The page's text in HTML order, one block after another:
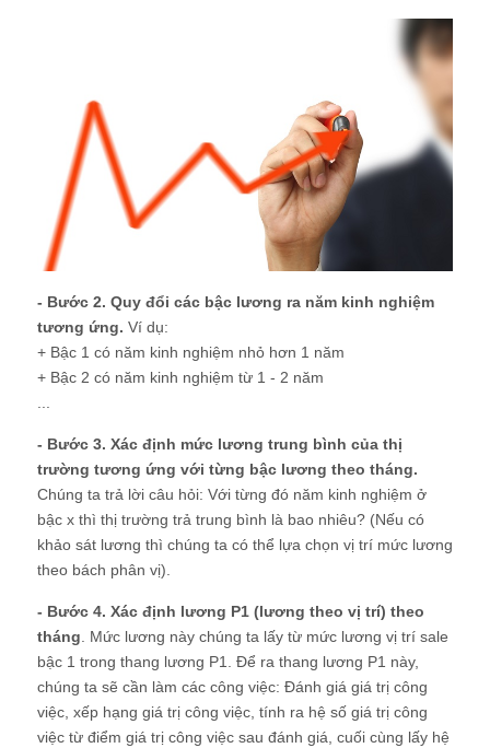
- Bước 2. Quy đổi các bậc lương ra năm kinh nghiệm
tương ứng. Ví dụ:
+ Bậc 1 có năm kinh nghiệm nhỏ hơn 1 năm
+ Bậc 2 có năm kinh nghiệm từ 1 - 2 năm
...
- Bước 3. Xác định mức lương trung bình của thị
trường tương ứng với từng bậc lương theo tháng.
Chúng ta trả lời câu hỏi: Với từng đó năm kinh nghiệm ở
bậc x thì thị trường trả trung bình là bao nhiêu? (Nếu có
khảo sát lương thì chúng ta có thể lựa chọn vị trí mức lương
theo bách phân vị).
- Bước 4. Xác định lương P1 (lương theo vị trí) theo
tháng. Mức lương này chúng ta lấy từ mức lương vị trí sale
bậc 1 trong thang lương P1. Để ra thang lương P1 này,
chúng ta sẽ cần làm các công việc: Đánh giá giá trị công
việc, xếp hạng giá trị công việc, tính ra hệ số giá trị công
việc từ điểm giá trị công việc sau đánh giá, cuối cùng lấy hệ